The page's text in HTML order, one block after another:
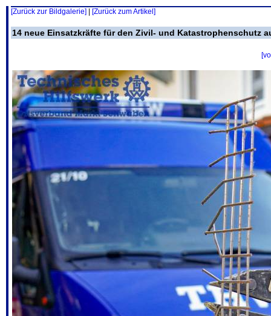
[Zurück zur Bildgalerie] [Zurück zum Artikel]
14 neue Einsatzkräfte für den Zivil- und Katastrophenschutz